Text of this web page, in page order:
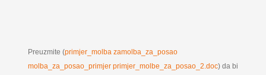
Preuzmite (primjer_molba zamolba_za_posao
molba_za_posao_primjer primjer_molbe_za_posao_2.doc) da bi